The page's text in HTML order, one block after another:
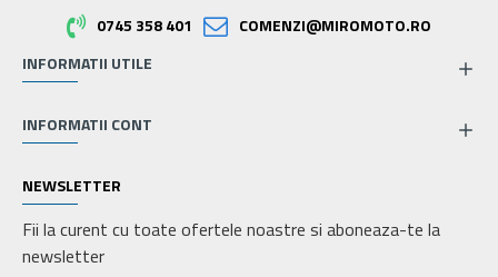
0745 358 401
COMENZI@MIROMOTO.RO
INFORMATII UTILE
INFORMATII CONT
NEWSLETTER
Fii la curent cu toate ofertele noastre si aboneaza-te la
newsletter